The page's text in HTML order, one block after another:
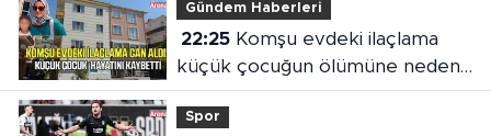
Gündem Haberleri
22:25Komşu evdeki ilaçlama
küçük çocuğun ölümüne neden
oldu
Spor